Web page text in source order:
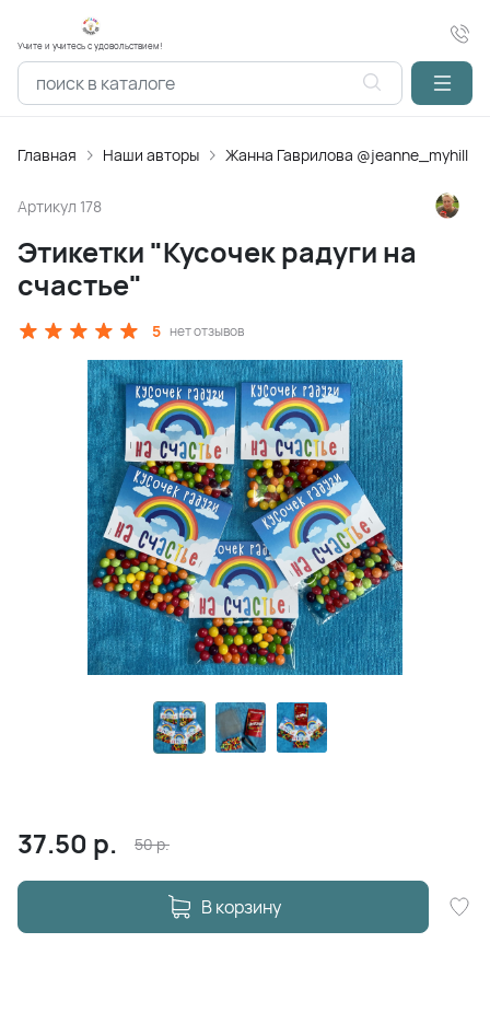
Учите и учитесь с удовольствием!
Главная Наши авторы Жанна Гаврилова @jeanne_myhill
Артикул 178
Этикетки "Кусочек радуги на
счастье"
5 нет отзывов
37.50 р. 50р.
В корзину